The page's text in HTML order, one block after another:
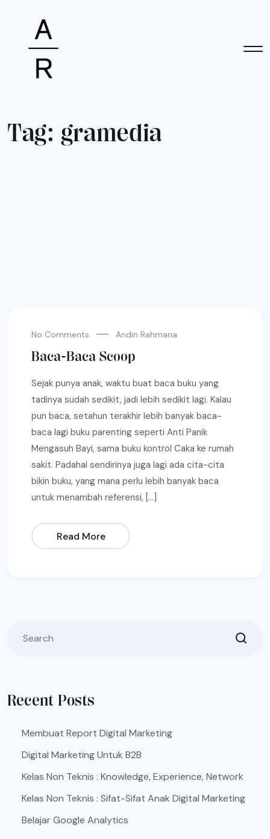
Tag: gramedia
No Comments Andin Rahmana
Baca-Baca Scoop
Sejak punya anak, waktu buat baca buku yang
tadinya sudah sedikit, jadi lebih sedikit lagi. Kalau
pun baca, setahun terakhir lebih banyak baca-
baca lagi buku parenting seperti Anti Panik
Mengasuh Bayi, sama buku kontrol Caka ke rumah
sakit. Padahal sendirinya juga lagi ada cita-cita
bikin buku, yang mana perlu lebih banyak baca
untuk menambah referensi, […]
Read More
Recent Posts
Membuat Report Digital Marketing
Digital Marketing Untuk B2B
Kelas Non Teknis : Knowledge, Experience, Network
Kelas Non Teknis : Sifat-Sifat Anak Digital Marketing
Belajar Google Analytics